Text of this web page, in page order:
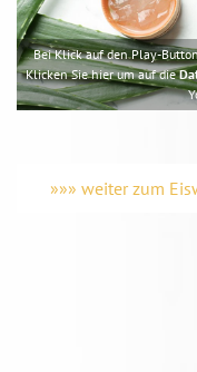
Bei Klick auf den Play-
Klicken Sie hier um auf die
»»» weiter zum